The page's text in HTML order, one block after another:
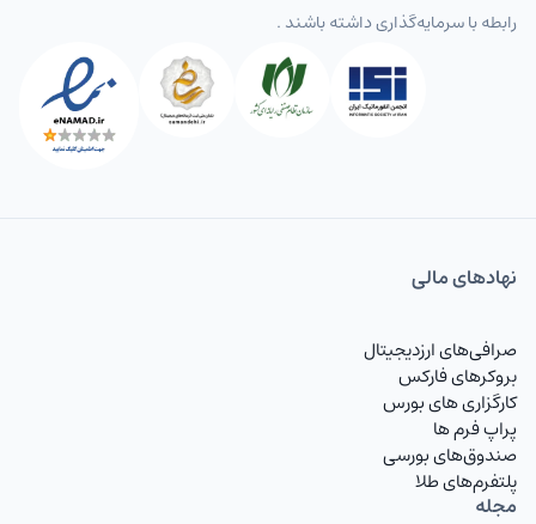
رابطه با سرمایه‌گذاری داشته باشند .
نهاد‌های مالی
صرافی‌های ارزدیجیتال
بروکرهای فارکس
کارگزاری های بورس
پراپ فرم ها
صندوق‌های بورسی
پلتفرم‌های طلا
مجله